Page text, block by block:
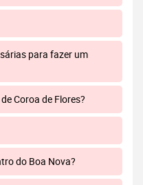
para fazer um
Coroa de Flores?
do Boa Nova?